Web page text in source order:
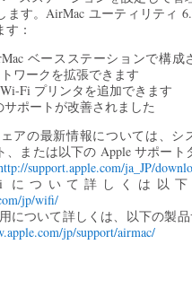
ます。AirMac ユーティリティ
：
ベースステーションで構成
ワークを拡張できます
Fi プリンタを追加できます
ポートが改善されました
アの最新情報については、シ
、または以下の Apple サポート
support.apple.com/ja_JP/
について詳しくは以
jp/wifi/
について詳しくは、以下の製
jp/support/airmac/